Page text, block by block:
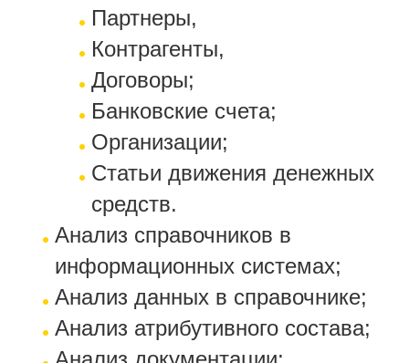
Партнеры,
Контрагенты,
Договоры;
Банковские счета;
Организации;
Статьи движения денежных
средств.
Анализ справочников в
информационных системах;
Анализ данных в справочнике;
Анализ атрибутивного состава;